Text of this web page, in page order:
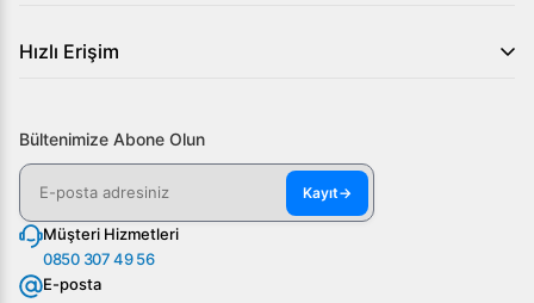
Hızlı Erişim
Bültenimize Abone Olun
Kayıt→
Müşteri Hizmetleri
0850 307 49 56
E-posta